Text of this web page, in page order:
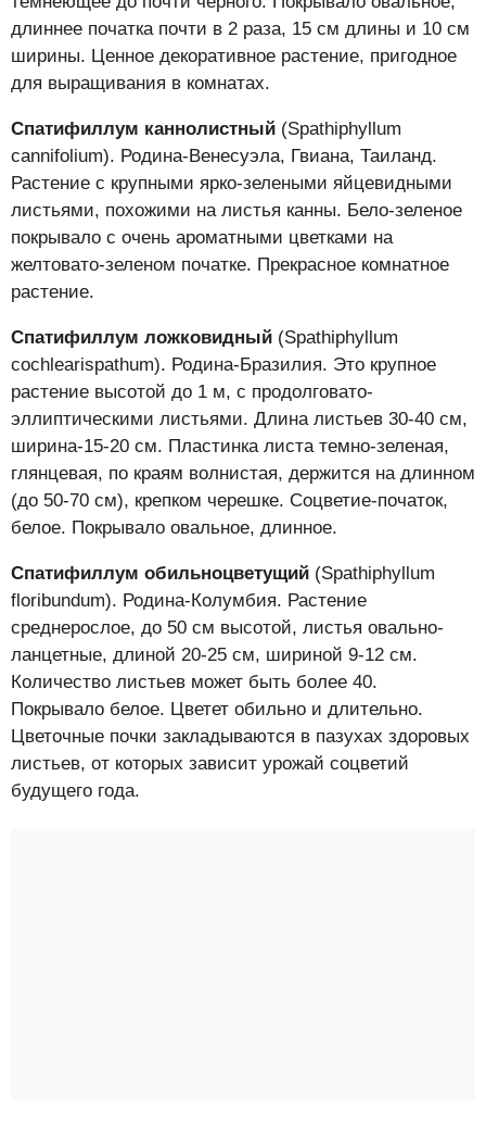
длиннее початка почти в 2 раза, 15 см длины и 10 см
ширины. Ценное декоративное растение, пригодное
для выращивания в комнатах.
Спатифиллум каннолистный (Spathiphyllum
cannifolium). Родина-Венесуэла, Гвиана, Таиланд.
Растение с крупными ярко-зелеными яйцевидными
листьями, похожими на листья канны. Бело-зеленое
покрывало с очень ароматными цветками на
желтовато-зеленом початке. Прекрасное комнатное
растение.
Спатифиллум ложковидный (Spathiphyllum
cochlearispathum). Родина-Бразилия. Это крупное
растение высотой до 1 м, с продолговато-
эллиптическими листьями. Длина листьев 30-40 см,
ширина-15-20 см. Пластинка листа темно-зеленая,
глянцевая, по краям волнистая, держится на длинном
(до 50-70 см), крепком черешке. Соцветие-початок,
белое. Покрывало овальное, длинное.
Спатифиллум обильноцветущий (Spathiphyllum
floribundum). Родина-Колумбия. Растение
среднерослое, до 50 см высотой, листья овально-
ланцетные, длиной 20-25 см, шириной 9-12 см.
Количество листьев может быть более 40.
Покрывало белое. Цветет обильно и длительно.
Цветочные почки закладываются в пазухах здоровых
листьев, от которых зависит урожай соцветий
будущего года.